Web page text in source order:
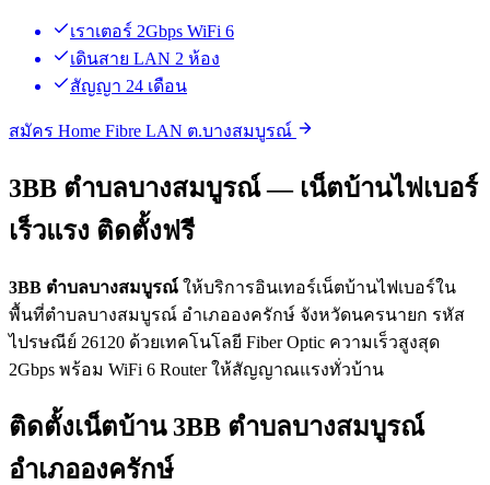
เราเตอร์ 2Gbps WiFi 6
เดินสาย LAN 2 ห้อง
สัญญา 24 เดือน
สมัคร Home Fibre LAN ต.บางสมบูรณ์
3BB ตำบลบางสมบูรณ์ — เน็ตบ้านไฟเบอร์
เร็วแรง ติดตั้งฟรี
3BB ตำบลบางสมบูรณ์ ให้บริการอินเทอร์เน็ตบ้านไฟเบอร์ใน
พื้นที่ตำบลบางสมบูรณ์ อำเภอองครักษ์ จังหวัดนครนายก รหัส
ไปรษณีย์ 26120 ด้วยเทคโนโลยี Fiber Optic ความเร็วสูงสุด
2Gbps พร้อม WiFi 6 Router ให้สัญญาณแรงทั่วบ้าน
ติดตั้งเน็ตบ้าน 3BB ตำบลบางสมบูรณ์
อำเภอองครักษ์